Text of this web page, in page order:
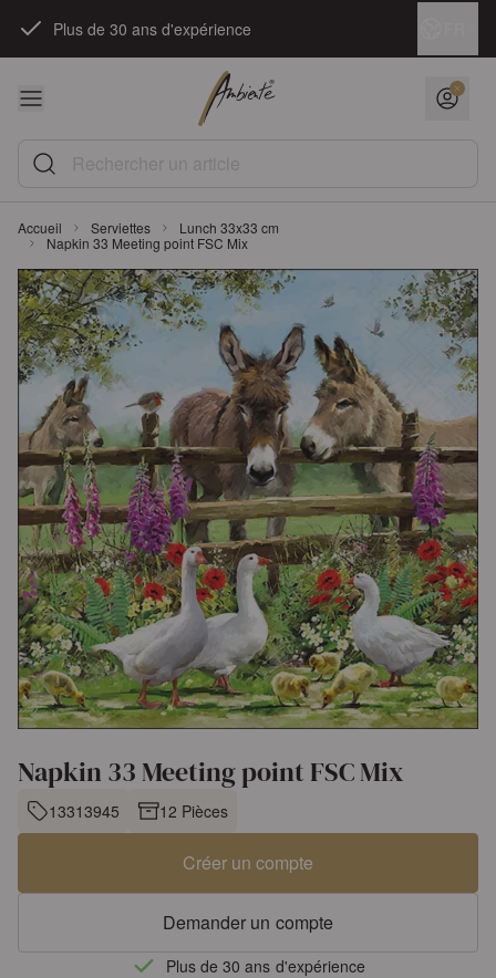
Plus de 30 ans d'expérience
Rechercher un article
Accueil Serviettes
Lunch 33x33 cm
Napkin 33 Meeting point FSC Mix
Napkin 33 Meeting point FSC Mix
13313945 12 Pièces
Créer un compte
Demander un compte
Plus de 30 ans d'expérience